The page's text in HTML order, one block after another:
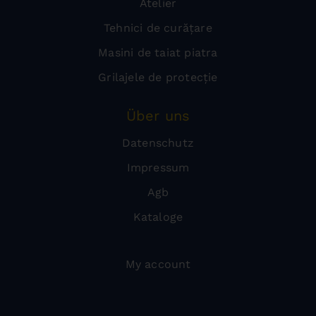
Atelier
Tehnici de curățare
Masini de taiat piatra
Grilajele de protecție
Über uns
Datenschutz
Impressum
Agb
Kataloge
My account